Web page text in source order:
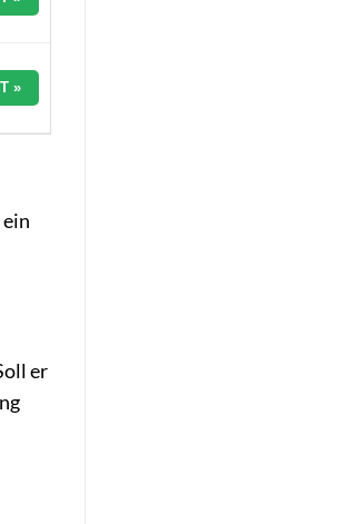
»
er